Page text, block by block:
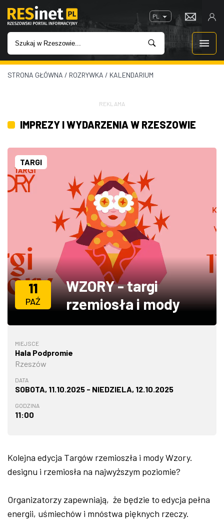
PL
WIADOMOŚCI
IMPREZY
ROZRYWKA
W KINACH
GASTRONOMIA
W RZESZOWIE
STRONA GŁÓWNA / ROZRYWKA / KALENDARIUM
REKLAMA
IMPREZY I WYDARZENIA W RZESZOWIE
TARGI
11
PAŹ
WZORY - targi
rzemiosła i mody
MIEJSCE
Hala Podpromie
Rzeszów
DATA
SOBOTA, 11.10.2025 - NIEDZIELA, 12.10.2025
GODZINA
11:00
Kolejna edycja Targów rzemioszła i mody Wzory.
designu i rzemiosła na najwyższym poziomie?
Organizatorzy zapewniają, że będzie to edycja pełna
energii, uśmiechów i mnóstwa pięknych rzeczy.